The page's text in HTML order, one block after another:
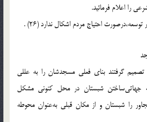
را اعلام فرمائيد.
احتياج مردم اشكال ندارد (26) .
تصميم گرفتند بناى فعلى مسجدشان را به عللى
جهاتى‌ساختن شبستان در محل كنونى مشكل
را شبستان و از مكان قبلى به‌عنوان محوطه